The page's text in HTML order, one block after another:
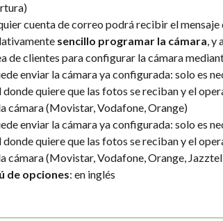
cuenta de correo podrá recibir el
sencillo programar la cámara, y
de clientes para configurar la cámara
enviar la cámara ya configurada: solo es
donde quiere que las fotos se reciban y el
cámara (Movistar, Vodafone, Orange)
enviar la cámara ya configurada: solo es
donde quiere que las fotos se reciban y el
cámara (Movistar, Vodafone, Orange,
de opciones: en inglés